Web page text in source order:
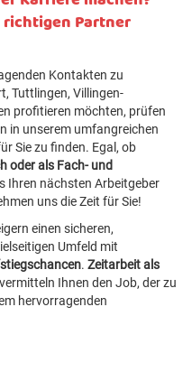
richtigen Partner
Kontakten zu
Tuttlingen, Villingen-
profitieren möchten, prüfen
in unserem umfangreichen
Sie zu finden. Egal, ob
oder als Fach- und
Ihren nächsten Arbeitgeber
uns die Zeit für Sie!
einen sicheren,
Umfeld mit
. Zeitarbeit als
Ihnen den Job, der zu
hervorragenden